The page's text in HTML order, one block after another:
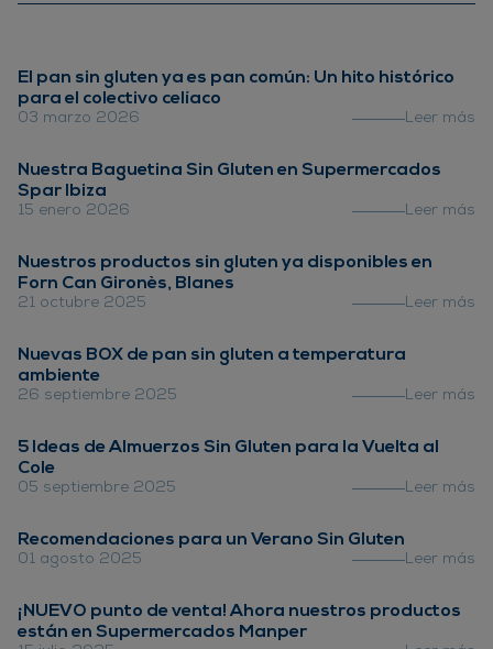
El pan sin gluten ya es pan común: Un hito histórico
para el colectivo celíaco
03 marzo 2026 Leer más
Nuestra Baguetina Sin Gluten en Supermercados
Spar Ibiza
15 enero 2026 Leer más
Nuestros productos sin gluten ya disponibles en
Forn Can Gironès, Blanes
21 octubre 2025 Leer más
Nuevas BOX de pan sin gluten a temperatura
ambiente
26 septiembre 2025 Leer más
5 Ideas de Almuerzos Sin Gluten para la Vuelta al
Cole
05 septiembre 2025 Leer más
Recomendaciones para un Verano Sin Gluten
01 agosto 2025 Leer más
¡NUEVO punto de venta! Ahora nuestros productos
están en Supermercados Manper